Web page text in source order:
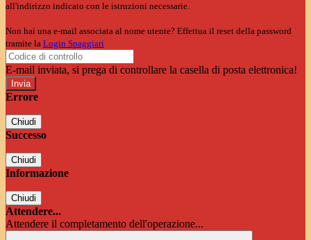
all'indirizzo indicato con le istruzioni necessarie.
Non hai una e-mail associata al nome utente? Effettua il reset della password
tramite la Login Spaggiari
E-mail inviata, si prega di controllare la casella di posta elettronica!
Errore
Chiudi
Successo
Chiudi
Informazione
Chiudi
Attendere...
Attendere il completamento dell'operazione...